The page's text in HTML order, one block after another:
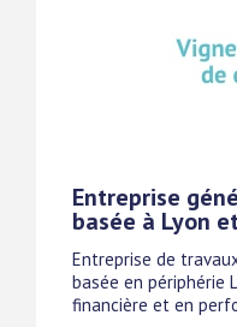
Entreprise
basée à Lyon
Entreprise de
basée en périphérie
financière et en